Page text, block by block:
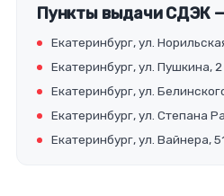
Пункты выдачи СДЭК
Екатеринбург, ул.
Екатеринбург, ул. Пушкина, 2
Екатеринбург, ул.
Екатеринбург, ул. Степана
Екатеринбург, ул. Вайнера,